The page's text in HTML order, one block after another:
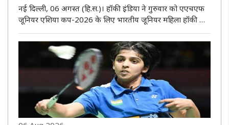
घोषित, शिलेइमा चानू कप्तान
नई दिल्ली, 06 अगस्त (हि.स.)। हॉकी इंडिया ने गुरुवार को एएचएफ
जूनियर एशिया कप-2026 के लिए भारतीय जूनियर महिला हॉकी टीम
की घोषणा कर दी। यह टूर्नामेंट 30 अगस्त से 13 सितंबर तक चीन के
मोकी में खेला जाएगा। टीम में 18 खिलाड़ियों को शामिल किया गया है,